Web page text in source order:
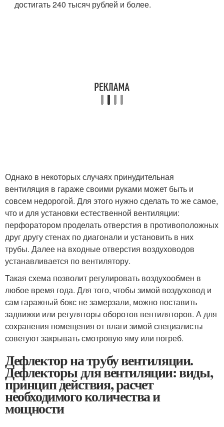
достигать 240 тысяч рублей и более.
Однако в некоторых случаях принудительная
вентиляция в гараже своими руками может быть и
совсем недорогой. Для этого нужно сделать то же самое,
что и для установки естественной вентиляции:
перфоратором проделать отверстия в противоположных
друг другу стенах по диагонали и установить в них
трубы. Далее на входные отверстия воздуховодов
устанавливается по вентилятору.
Такая схема позволит регулировать воздухообмен в
любое время года. Для того, чтобы зимой воздуховод и
сам гаражный бокс не замерзали, можно поставить
задвижки или регуляторы оборотов вентиляторов. А для
сохранения помещения от влаги зимой специалисты
советуют закрывать смотровую яму или погреб.
Дефлектор на трубу вентиляции.
Дефлекторы для вентиляции: виды,
принцип действия, расчет
необходимого количества и
мощности